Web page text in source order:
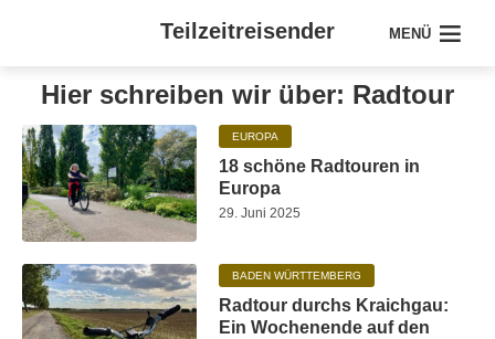
Teilzeitreisender MENÜ
Hier schreiben wir über: Radtour
EUROPA
18 schöne Radtouren in
Europa
29. Juni 2025
BADEN WÜRTTEMBERG
Radtour durchs Kraichgau:
Ein Wochenende auf den